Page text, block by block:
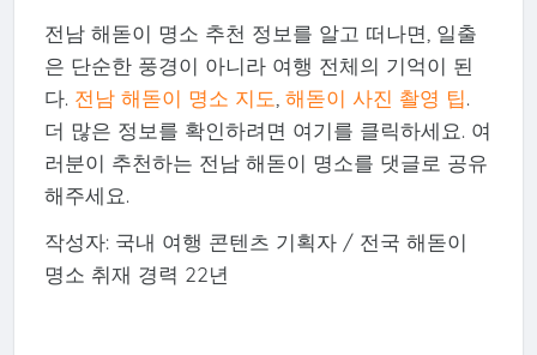
전남 해돋이 명소 추천 정보를 알고 떠나면, 일출
은 단순한 풍경이 아니라 여행 전체의 기억이 된
다. 전남 해돋이 명소 지도 해돋이 사진 촬영 팁.
더 많은 정보를 확인하려면 여기를 클릭하세요. 여
러분이 추천하는 전남 해돋이 명소를 댓글로 공유
해주세요.
작성자: 국내 여행 콘텐츠 기획자 / 전국 해돋이
명소 취재 경력 22년